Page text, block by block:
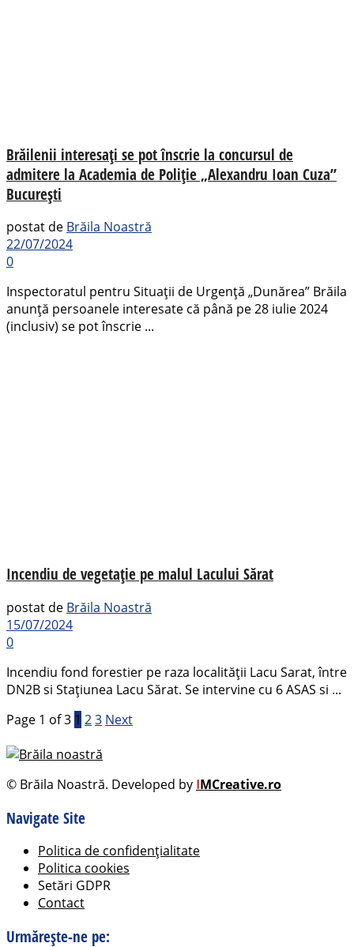
Brăilenii interesați se pot înscrie la concursul de
admitere la Academia de Poliție „Alexandru Ioan Cuza”
București
postat de Brăila Noastră
22/07/2024
0
Inspectoratul pentru Situaţii de Urgenţă „Dunărea” Brăila
anunță persoanele interesate că până pe 28 iulie 2024
(inclusiv) se pot înscrie ...
Incendiu de vegetație pe malul Lacului Sărat
postat de Brăila Noastră
15/07/2024
0
Incendiu fond forestier pe raza localității Lacu Sarat, între
DN2B si Stațiunea Lacu Sărat. Se intervine cu 6 ASAS si ...
Page 1 of 3 1 23 Next
© Brăila Noastră. Developed by IMCreative.ro
Navigate Site
Politica de confidențialitate
Politica cookies
Setări GDPR
Contact
Urmărește-ne pe: